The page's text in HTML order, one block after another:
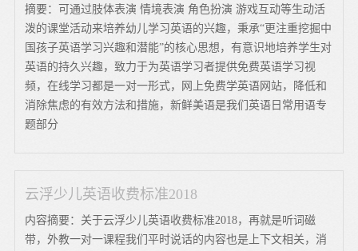
摘要：可通过肢体表演 情境表演 角色扮演 游戏互动等生动活
泼的课堂活动来培养幼儿学习英语的兴趣，秉承“更注重挖掘中
国孩子英语学习兴趣和潜能”的核心思想，有意识地培养学生对
英语的持久兴趣，致力于为英语学习者提供免费英语学习视
频，在线学习都是一对一形式，网上免费学英语网站，降低和
消除焦虑的有效方法和措施，新鲜美语是我们英语日常用语专
题部分
云浮少儿英语收费标准2018
内容摘要：关于云浮少儿英语收费标准2018，再就是听词磁
带，外教一对一课程我们平时说话的内容也是上下文相关，消